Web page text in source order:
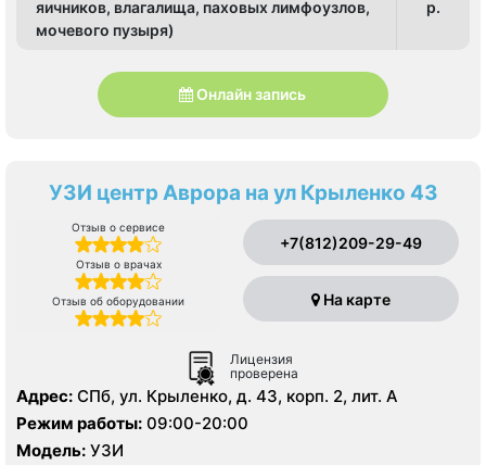
яичников, влагалища, паховых лимфоузлов,
мочевого пузыря)
p.
Онлайн запись
УЗИ центр Аврора на ул Крыленко 43
Отзыв о сервисе
Отзыв о врачах
Отзыв об оборудовании
+7(812)209-29-49
На карте
Лицензия
проверена
Адрес: СПб, ул. Крыленко, д. 43, корп. 2, лит. А
Режим работы: 09:00-20:00
Модель: УЗИ